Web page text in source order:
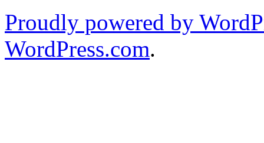
Proudly powered by
WordPress.com.